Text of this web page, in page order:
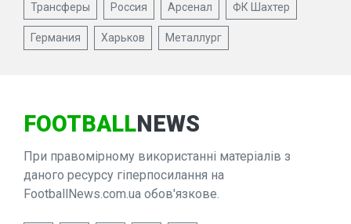
Трансферы Россия Арсенал ФК Шахтер
Германия Харьков Металлург
FOOTBALLNEWS
При правомірному використанні матеріалів з
даного ресурсу гіперпосилання на
FootballNews.com.ua обов'язкове.